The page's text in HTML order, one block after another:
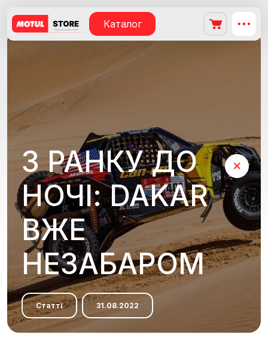
Каталог
З РАНКУ ДО
НОЧІ: DAKAR
ВЖЕ
НЕЗАБАРОМ
Статті 31.08.2022